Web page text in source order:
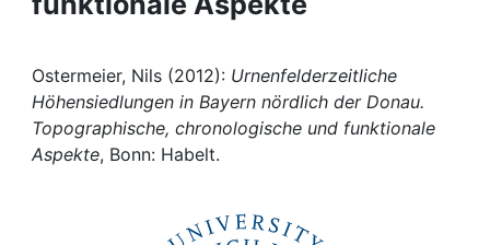
Help
Ostermeier, Nils (2012): Urnenfelderzeitliche
Höhensiedlungen in Bayern nördlich der Donau.
Topographische, chronologische und funktionale
Aspekte, Bonn: Habelt.